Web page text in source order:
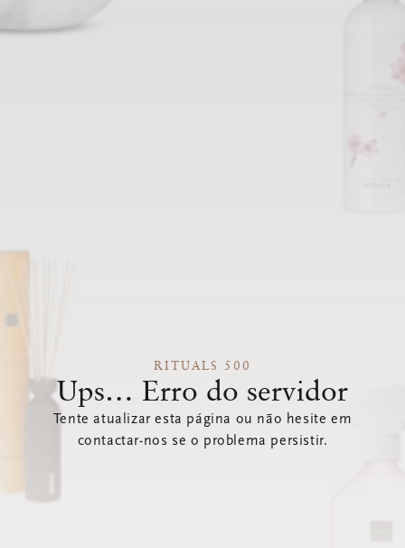
RITUALS 500
Ups… Erro do servidor
Tente atualizar esta página ou não hesite em
contactar-nos se o problema persistir.